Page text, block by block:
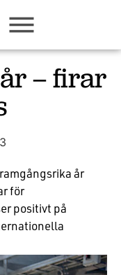
– firar
år
för
positivt på